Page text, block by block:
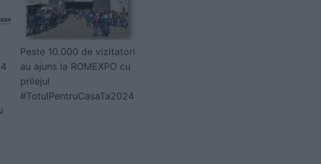
Peste 10.000 de vizitatori
au ajuns la ROMEXPO cu
prilejul
#TotulPentruCasaTa2024